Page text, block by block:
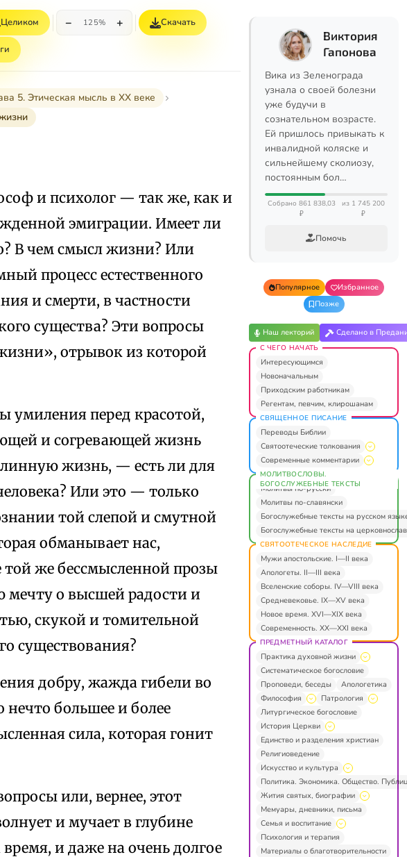
Целиком − 125% + Скачать
5. Этическая мысль в XX веке
и психолог — так же, как и
эмиграции. Имеет ли
В чем смысл жизни? Или
процесс естественного
и смерти, в частности
существа? Эти вопросы
отрывок из которой
умиления перед красотой,
и согревающей жизнь
жизнь, — есть ли для
Или это — только
той слепой и смутной
обманывает нас,
той же бессмысленной прозы
мечту о высшей радости и
скукой и томительной
существования?
добру, жажда гибели во
нечто большее и более
сила, которая гонит
или, вернее, этот
и мучает в глубине
и даже на очень долгое
Виктория
Гапонова
Вика из Зеленограда
узнала о своей болезни
уже будучи в
сознательном возрасте.
Ей пришлось привыкать к
инвалидной коляске и
сильнейшему сколиозу,
постоянным бол…
Собрано 861 838,03
₽
из 1 745 200
₽
Помочь
Популярное
Избранное
Позже
Наш лекторий Сделано в
С ЧЕГО НАЧАТЬ
Интересующимся
Новоначальным
Приходским работникам
Регентам, певчим, клирошанам
СВЯЩЕННОЕ ПИСАНИЕ
Переводы Библии
Святоотеческие толкования
Современные комментарии
МОЛИТВОСЛОВЫ.
БОГОСЛУЖЕБНЫЕ ТЕКСТЫ
Молитвы по-русски
Молитвы по-славянски
Богослужебные тексты на русском
Богослужебные тексты на
СВЯТООТЕЧЕСКОЕ НАСЛЕДИЕ
Мужи апостольские. I—II века
Апологеты. II—III века
Вселенские соборы. IV—VIII века
Средневековье. IX—XV века
Новое время. XVI—XIX века
Современность. XX—XXI века
ПРЕДМЕТНЫЙ КАТАЛОГ
Практика духовной жизни
Систематическое богословие
Проповеди, беседы
Апологетика
Философия
Патрология
Литургическое богословие
История Церкви
Единство и разделения христиан
Религиоведение
Искусство и культура
Политика. Экономика. Общество.
Жития святых, биографии
Мемуары, дневники, письма
Семья и воспитание
Психология и терапия
Материалы о благотворительности